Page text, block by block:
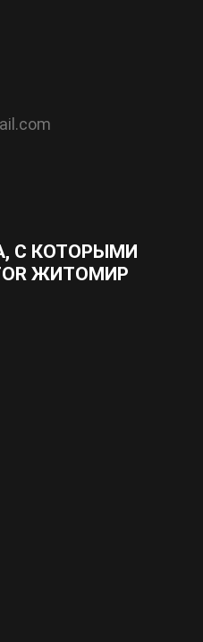
С КОТОРЫМИ
ЖИТОМИР